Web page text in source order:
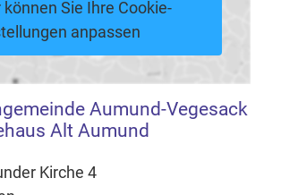
können Sie Ihre Cookie-
anpassen
Aumund-Vegesack
Alt Aumund
Kirche 4